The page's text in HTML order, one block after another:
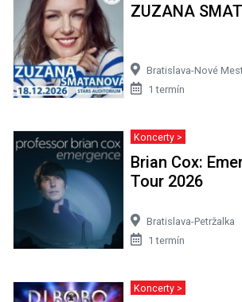
ZUZANA
Bratislava-Nové
1 termín
Koncerty >
Brian Cox:
Tour 2026
Bratislava-Petržalka
1 termín
Koncerty >